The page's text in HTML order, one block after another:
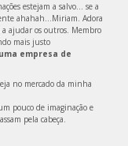
estejam a salvo… se a
ahahah...Miriam. Adora
a ajudar os outros. Membro
mais justo
empresa de
no mercado da minha
pouco de imaginação e
pela cabeça.